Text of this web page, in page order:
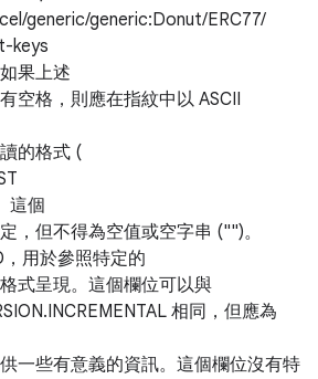
generic/generic:Donut/ERC77/
keys
果上述
空格，則應在指紋中以 ASCII
的格式 (
這個
，但不得為空值或空字串 ("")。
用於參照特定的
式呈現。這個欄位可以與
相同，但應為
一些有意義的資訊。這個欄位沒有特